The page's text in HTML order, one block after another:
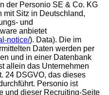
der Personio SE & Co. KG
mit Sitz in Deutschland,
und
anbietet
notice/). Data). Die im
Daten werden per
und in einer Datenbank
allein das Unternehmen
24 DSGVO, das dieses
Personio ist
und dieser Recruiting-Seite